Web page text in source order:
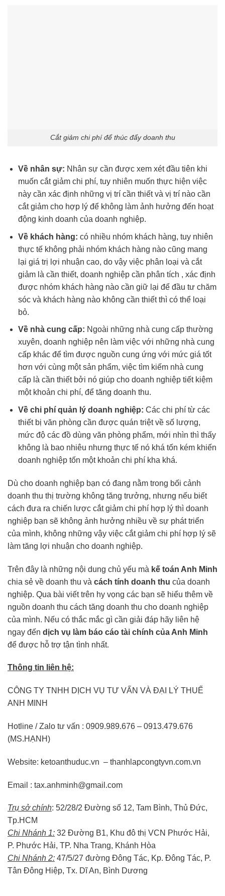
Cắt giảm chi phí để thúc đẩy doanh thu
Về nhân sự: Nhân sự cần được xem xét đầu tiên khi
muốn cắt giảm chi phí, tuy nhiên muốn thực hiện việc
này cần xác định những vị trí cần thiết và vị trí nào cần
cắt giảm cho hợp lý để không làm ảnh hưởng đến hoạt
động kinh doanh của doanh nghiệp.
Về khách hàng: có nhiều nhóm khách hàng, tuy nhiên
thực tế không phải nhóm khách hàng nào cũng mang
lại giá trị lợi nhuận cao, do vậy việc phân loại và cắt
giảm là cần thiết, doanh nghiệp cần phân tích , xác định
được nhóm khách hàng nào cần giữ lại để đầu tư chăm
sóc và khách hàng nào không cần thiết thì có thể loại
bỏ.
Về nhà cung cấp: Ngoài những nhà cung cấp thường
xuyên, doanh nghiệp nên làm việc với những nhà cung
cấp khác để tìm được nguồn cung ứng với mức giá tốt
hơn với cùng một sản phẩm, việc tìm kiếm nhà cung
cấp là cần thiết bởi nó giúp cho doanh nghiệp tiết kiệm
một khoản chi phí, để tăng doanh thu.
Về chi phí quản lý doanh nghiệp: Các chi phí từ các
thiết bị văn phòng cần được quán triệt về số lượng,
mức độ các đồ dùng văn phòng phẩm, mới nhìn thì thấy
không là bao nhiêu nhưng thực tế nó khá tốn kém khiến
doanh nghiệp tốn một khoản chi phí kha khá.
Dù cho doanh nghiệp bạn có đang nằm trong bối cảnh
doanh thu thị trường không tăng trưởng, nhưng nếu biết
cách đưa ra chiến lược cắt giảm chi phí hợp lý thì doanh
nghiệp bạn sẽ không ảnh hưởng nhiều về sự phát triển
của mình, không những vậy việc cắt giảm chi phí hợp lý sẽ
làm tăng lợi nhuận cho doanh nghiệp.
Trên đây là những nội dung chủ yếu mà kế toán Anh Minh
chia sẻ về doanh thu và cách tính doanh thu của doanh
nghiệp. Qua bài viết trên hy vọng các bạn sẽ hiểu thêm về
nguồn doanh thu cách tăng doanh thu cho doanh nghiệp
của mình. Nếu có thắc mắc gì cần giải đáp hãy liên hệ
ngay đến dịch vụ làm báo cáo tài chính của Anh Minh
để được hỗ trợ tận tình nhất.
Thông tin liên hệ:
CÔNG TY TNHH DỊCH VỤ TƯ VẤN VÀ ĐẠI LÝ THUẾ
ANH MINH
Hotline / Zalo tư vấn : 0909.989.676 – 0913.479.676
(MS.HẠNH)
Website: ketoanthuduc.vn – thanhlapcongtyvn.com.vn
Email : tax.anhminh@gmail.com
Trụ sở chính: 52/28/2 Đường số 12, Tam Bình, Thủ Đức,
Tp.HCM
Chi Nhánh 1: 32 Đường B1, Khu đô thị VCN Phước Hải,
P. Phước Hải, TP. Nha Trang, Khánh Hòa
Chi Nhánh 2: 47/5/27 đường Đông Tác, Kp. Đông Tác, P.
Tân Đông Hiệp, Tx. Dĩ An, Bình Dương